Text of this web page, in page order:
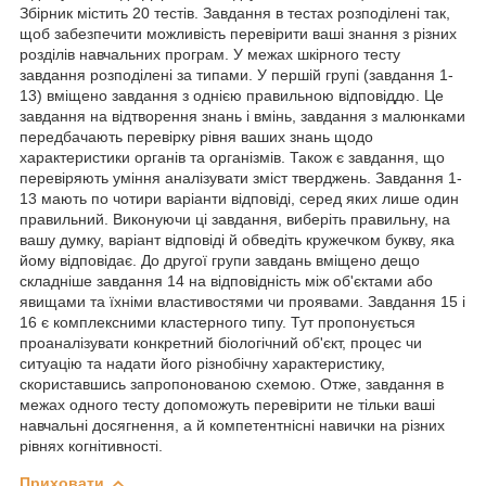
Збірник містить 20 тестів. Завдання в тестах розподілені так,
щоб забезпечити можливість перевірити ваші знання з різних
розділів навчальних програм. У межах шкірного тесту
завдання розподілені за типами. У першій групі (завдання 1-
13) вміщено завдання з однією правильною відповіддю. Це
завдання на відтворення знань і вмінь, завдання з малюнками
передбачають перевірку рівня ваших знань щодо
характеристики органів та організмів. Також є завдання, що
перевіряють уміння аналізувати зміст тверджень. Завдання 1-
13 мають по чотири варіанти відповіді, серед яких лише один
правильний. Виконуючи ці завдання, виберіть правильну, на
вашу думку, варіант відповіді й обведіть кружечком букву, яка
йому відповідає. До другої групи завдань вміщено дещо
складніше завдання 14 на відповідність між об'єктами або
явищами та їхніми властивостями чи проявами. Завдання 15 і
16 є комплексними кластерного типу. Тут пропонується
проаналізувати конкретний біологічний об'єкт, процес чи
ситуацію та надати його різнобічну характеристику,
скориставшись запропонованою схемою. Отже, завдання в
межах одного тесту допоможуть перевірити не тільки ваші
навчальні досягнення, а й компетентнісні навички на різних
рівнях когнітивності.
Приховати